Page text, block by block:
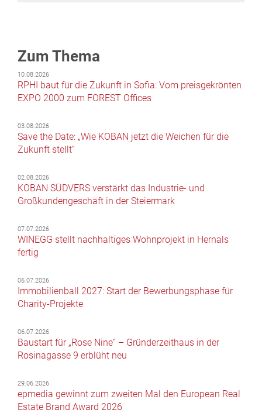
Zum Thema
10.08.2026
RPHI baut für die Zukunft in Sofia: Vom preisgekrönten
EXPO 2000 zum FOREST Offices
03.08.2026
Save the Date: „Wie KOBAN jetzt die Weichen für die
Zukunft stellt“
02.08.2026
KOBAN SÜDVERS verstärkt das Industrie- und
Großkundengeschäft in der Steiermark
07.07.2026
WINEGG stellt nachhaltiges Wohnprojekt in Hernals
fertig
06.07.2026
Immobilienball 2027: Start der Bewerbungsphase für
Charity-Projekte
06.07.2026
Baustart für „Rose Nine“ – Gründerzeithaus in der
Rosinagasse 9 erblüht neu
29.06.2026
epmedia gewinnt zum zweiten Mal den European Real
Estate Brand Award 2026